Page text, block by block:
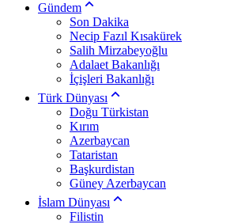
Gündem
Son Dakika
Necip Fazıl Kısakürek
Salih Mirzabeyoğlu
Adalaet Bakanlığı
İçişleri Bakanlığı
Türk Dünyası
Doğu Türkistan
Kırım
Azerbaycan
Tataristan
Başkurdistan
Güney Azerbaycan
İslam Dünyası
Filistin